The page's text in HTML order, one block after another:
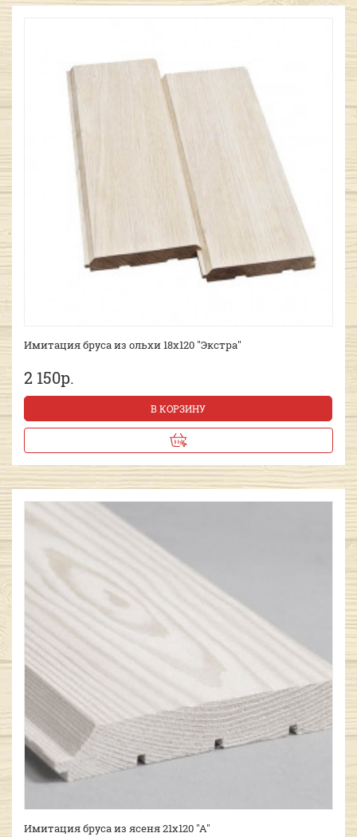
Имитация бруса из ольхи 18х120 "Экстра"
2 150р.
В КОРЗИНУ
Имитация бруса из ясеня 21х120 "А"